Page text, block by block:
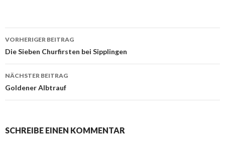
Beitrags-
Navigation
VORHERIGER BEITRAG
Die Sieben Churfirsten bei Sipplingen
NÄCHSTER BEITRAG
Goldener Albtrauf
SCHREIBE EINEN KOMMENTAR